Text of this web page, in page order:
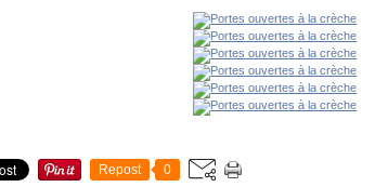
Repost 0